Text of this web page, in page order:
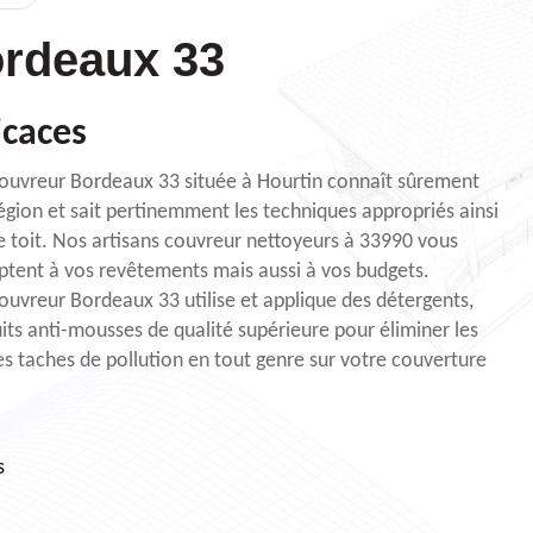
33
Bordeaux 33 située à Hourtin connaît sûrement
et sait pertinemment les techniques appropriés ainsi
toit. Nos artisans couvreur nettoyeurs à 33990 vous
à vos revêtements mais aussi à vos budgets.
Bordeaux 33 utilise et applique des détergents,
anti-mousses de qualité supérieure pour éliminer les
taches de pollution en tout genre sur votre couverture